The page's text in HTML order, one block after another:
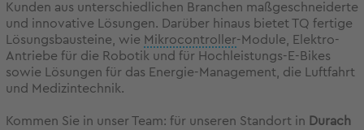
Kunden aus unterschiedlichen Branchen maßgeschneiderte
und innovative Lösungen. Darüber hinaus bietet TQ fertige
Lösungsbausteine, wie Mikrocontroller-Module, Elektro-
Antriebe für die Robotik und für Hochleistungs-E-Bikes
sowie Lösungen für das Energie-Management, die Luftfahrt
und Medizintechnik.
Kommen Sie in unser Team: für unseren Standort in Durach